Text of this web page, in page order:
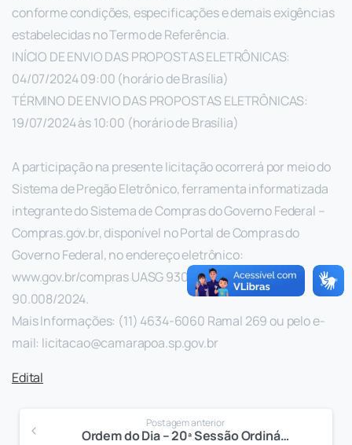
conforme condições, especificações e demais exigências
estabelecidas no Termo de Referência.
INÍCIO DE ENVIO DAS PROPOSTAS ELETRÔNICAS:
04/07/2024 09:00 (horário de Brasília)
TÉRMINO DE ENVIO DAS PROPOSTAS ELETRÔNICAS:
19/07/2024 às 10:00 (horário de Brasília)
A participação na presente licitação ocorrerá por meio do
Sistema de Pregão Eletrônico, ferramenta informatizada
integrante do Sistema de Compras do Governo Federal –
Compras.gov.br, disponível no Portal de Compras do
Governo Federal, no endereço eletrônico:
www.gov.br/compras UASG 930208 – nº da Compra:
90.008/2024.
Mais Informações: (11) 4634-6060 Ramal 269 ou pelo e-
mail: licitacao@camarapoa.sp.gov.br
Edital
Postagem anterior
Ordem do Dia – 20ª Sessão Ordinária